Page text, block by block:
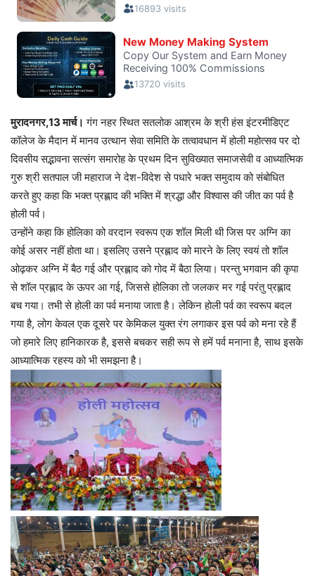
मुरादनगर,13 मार्च। गंग नहर स्थित सतलोक आश्रम के श्री हंस इंटरमीडिएट
कॉलेज के मैदान में मानव उत्थान सेवा समिति के तत्वावधान में होली महोत्सव पर दो
दिवसीय सद्भावना सत्संग समारोह के प्रथम दिन सुविख्यात समाजसेवी व आध्यात्मिक
गुरु श्री सतपाल जी महाराज ने देश-विदेश से पधारे भक्त समुदाय को संबोधित
करते हुए कहा कि भक्त प्रह्लाद की भक्ति में श्रद्धा और विश्वास की जीत का पर्व है
होली पर्व।
उन्होंने कहा कि होलिका को वरदान स्वरूप एक शॉल मिली थी जिस पर अग्नि का
कोई असर नहीं होता था। इसलिए उसने प्रह्लाद को मारने के लिए स्वयं तो शॉल
ओढ़कर अग्नि में बैठ गई और प्रह्लाद को गोद में बैठा लिया। परन्तु भगवान की कृपा
से शॉल प्रह्लाद के ऊपर आ गई, जिससे होलिका तो जलकर मर गई परंतु प्रह्लाद
बच गया। तभी से होली का पर्व मनाया जाता है। लेकिन होली पर्व का स्वरूप बदल
गया है, लोग केवल एक दूसरे पर केमिकल युक्त रंग लगाकर इस पर्व को मना रहे हैं
जो हमारे लिए हानिकारक है, इससे बचकर सही रूप से हमें पर्व मनाना है, साथ इसके
आध्यात्मिक रहस्य को भी समझना है।